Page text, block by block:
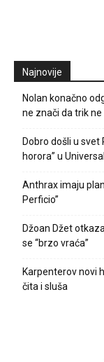
Najnovije
Nolan konačno
ne znači da trik ne
Dobro došli u svet
horora” u
Anthrax imaju
Perficio”
Džoan Džet
se “brzo vraća”
Karpenterov novi
čita i sluša